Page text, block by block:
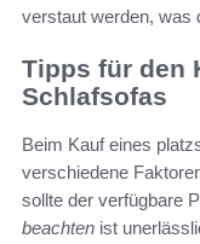
verstaut werden, was
Tipps für den
Schlafsofas
Beim Kauf eines
verschiedene
sollte der verfügbare
beachten ist